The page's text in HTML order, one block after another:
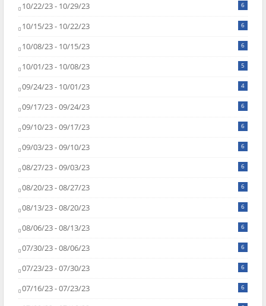
10/22/23 - 10/29/23 6
10/15/23 - 10/22/23 6
10/08/23 - 10/15/23 6
10/01/23 - 10/08/23 5
09/24/23 - 10/01/23 4
09/17/23 - 09/24/23 6
09/10/23 - 09/17/23 6
09/03/23 - 09/10/23 6
08/27/23 - 09/03/23 6
08/20/23 - 08/27/23 6
08/13/23 - 08/20/23 6
08/06/23 - 08/13/23 6
07/30/23 - 08/06/23 6
07/23/23 - 07/30/23 6
07/16/23 - 07/23/23 6